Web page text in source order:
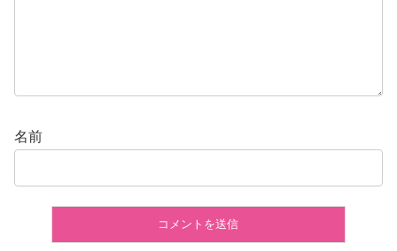
名前